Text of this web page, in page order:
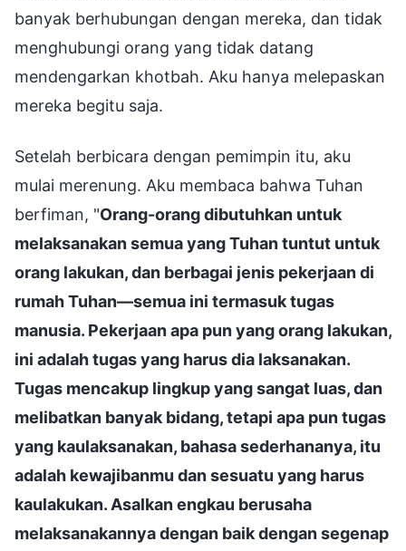
banyak berhubungan dengan mereka, dan tidak
menghubungi orang yang tidak datang
mendengarkan khotbah. Aku hanya melepaskan
mereka begitu saja.
Setelah berbicara dengan pemimpin itu, aku
mulai merenung. Aku membaca bahwa Tuhan
berfiman, "Orang-orang dibutuhkan untuk
melaksanakan semua yang Tuhan tuntut untuk
orang lakukan, dan berbagai jenis pekerjaan di
rumah Tuhan—semua ini termasuk tugas
manusia. Pekerjaan apa pun yang orang lakukan,
ini adalah tugas yang harus dia laksanakan.
Tugas mencakup lingkup yang sangat luas, dan
melibatkan banyak bidang, tetapi apa pun tugas
yang kaulaksanakan, bahasa sederhananya, itu
adalah kewajibanmu dan sesuatu yang harus
kaulakukan. Asalkan engkau berusaha
melaksanakannya dengan baik dengan segenap